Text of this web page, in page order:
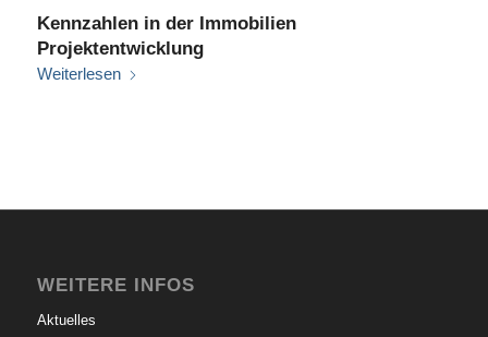
Kennzahlen in der Immobilien
Projektentwicklung
Weiterlesen
WEITERE INFOS
Aktuelles